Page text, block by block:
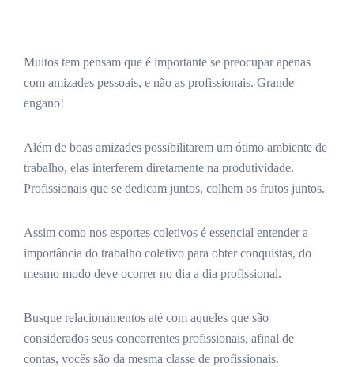
Muitos tem pensam que é importante se preocupar apenas
com amizades pessoais, e não as profissionais. Grande
engano!
Além de boas amizades possibilitarem um ótimo ambiente de
trabalho, elas interferem diretamente na produtividade.
Profissionais que se dedicam juntos, colhem os frutos juntos.
Assim como nos esportes coletivos é essencial entender a
importância do trabalho coletivo para obter conquistas, do
mesmo modo deve ocorrer no dia a dia profissional.
Busque relacionamentos até com aqueles que são
considerados seus concorrentes profissionais, afinal de
contas, vocês são da mesma classe de profissionais.